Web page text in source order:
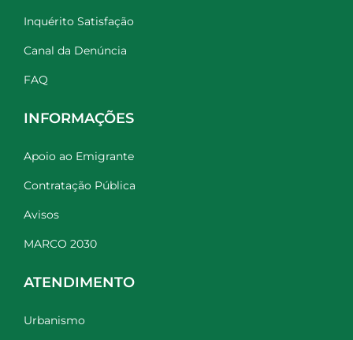
Inquérito Satisfação
Canal da Denúncia
FAQ
INFORMAÇÕES
Apoio ao Emigrante
Contratação Pública
Avisos
MARCO 2030
ATENDIMENTO
Urbanismo